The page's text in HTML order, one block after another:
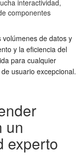
interactividad,
componentes
de datos y
y la eficiencia del
para cualquier
usuario excepcional.
un
experto